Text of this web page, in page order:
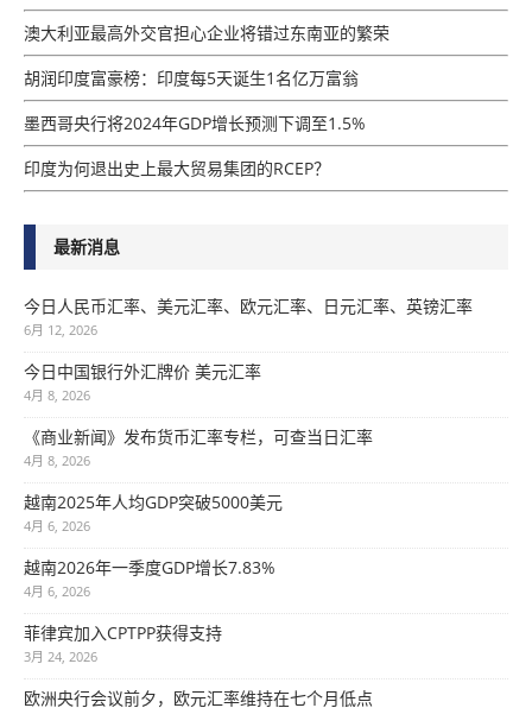
澳大利亚最高外交官担心企业将错过东南亚的繁荣
胡润印度富豪榜：印度每5天诞生1名亿万富翁
墨西哥央行将2024年GDP增​​长预测下调至1.5%
印度为何退出史上最大贸易集团的RCEP？
最新消息
今日人民币汇率、美元汇率、欧元汇率、日元汇率、英镑汇率
6月 12, 2026
今日中国银行外汇牌价 美元汇率
4月 8, 2026
《商业新闻》发布货币汇率专栏，可查当日汇率
4月 8, 2026
越南2025年人均GDP突破5000美元
4月 6, 2026
越南2026年一季度GDP增长7.83%
4月 6, 2026
菲律宾加入CPTPP获得支持
3月 24, 2026
欧洲央行会议前夕，欧元汇率维持在七个月低点